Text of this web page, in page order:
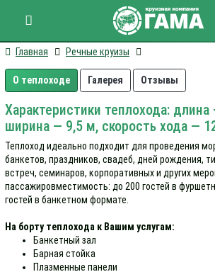
Теплоход «ДоброходЪ»
Главная Речные круизы
О теплоходе Галерея Отзывы
Характеристики теплохода:
ширина — 9,5 м, скорость хода —
Теплоход идеально подходит для проведения
банкетов, праздников, свадеб, дней рождения,
встреч, семинаров, корпоративных и других
пассажировместимость: до 200 гостей в
гостей в банкетном формате.
На борту теплохода к Вашим услугам:
Банкетный зал
Барная стойка
Плазменные панели